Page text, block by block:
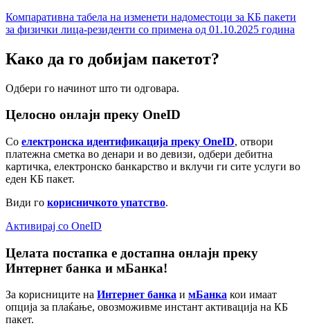
Компаративна табела на изменети надоместоци за КБ пакети
за физички лица-резиденти со примена од 01.10.2025 година
Како да го добијам пакетот?
Одбери го начинот што ти одговара.
Целосно онлајн преку OneID
Со електронска идентификација преку OneID, отвори
платежна сметка во денари и во девизи, одбери дебитна
картичка, електронско банкарство и вклучи ги сите услуги во
еден КБ пакет.
Види го корисничкото упатство.
Активирај со OneID
Целата постапка е достапна онлајн преку
Интернет банка и мБанка!
За корисниците на Интернет банка и мБанка кои имаат
опција за плаќање, овозможивме инстант активација на КБ
пакет.